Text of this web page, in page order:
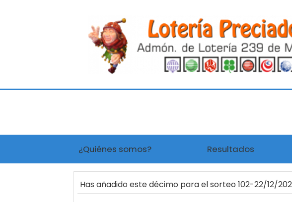
¿Quiénes somos? Resultados
Has añadido este décimo para el sorteo 102-22/12/